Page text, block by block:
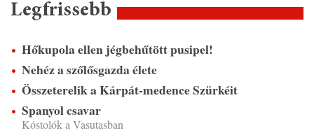
Legfrissebb
Hőkupola ellen jégbehűtött pusipel!
Nehéz a szőlősgazda élete
Összeterelik a Kárpát-medence Szürkéit
Spanyol csavar
Kóstolók a Vasutasban